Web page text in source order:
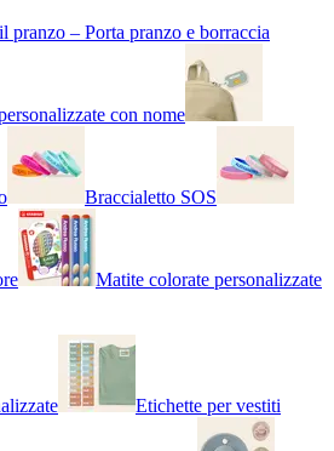
pranzo – Porta pranzo e borraccia
con nome
Braccialetto SOS
Matite colorate personalizzate
Etichette per vestiti